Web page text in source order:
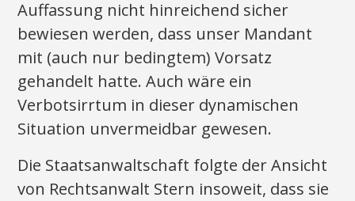
Auffassung nicht hinreichend sicher
bewiesen werden, dass unser Mandant
mit (auch nur bedingtem) Vorsatz
gehandelt hatte. Auch wäre ein
Verbotsirrtum in dieser dynamischen
Situation unvermeidbar gewesen.
Die Staatsanwaltschaft folgte der Ansicht
von Rechtsanwalt Stern insoweit, dass sie